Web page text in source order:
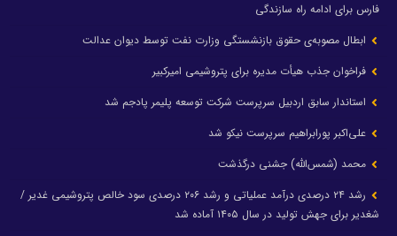
فارس برای ادامه راه سازندگی
ابطال مصوبه‌ی حقوق بازنشستگی وزارت نفت توسط دیوان عدالت
فراخوان جذب هیأت مدیره برای پتروشیمی امیرکبیر
استاندار سابق اردبیل سرپرست شرکت توسعه پلیمر پادجم شد
علی‌اکبر پورابراهیم سرپرست نیکو شد
محمد (شمس‌الله) جشنی درگذشت
رشد ۲۴ درصدی درآمد عملیاتی و رشد ۲۰۶ درصدی سود خالص پتروشیمی غدیر /
شغدیر برای جهش تولید در سال ۱۴۰۵ آماده شد